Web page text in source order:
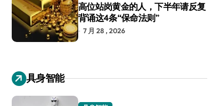
高位站岗黄金的人，下半年请反复
背诵这4条“保命法则”
7 月 28 , 2026
具身智能